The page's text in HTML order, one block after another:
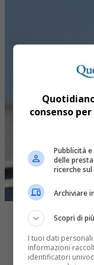
consenso
Pubblicità
delle
ricerche
Archiviare
Scopri di più
I tuoi dati
informazioni
identificatori